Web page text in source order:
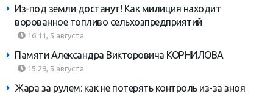
Из-под земли достанут! Как милиция находит
ворованное топливо сельхозпредприятий
16:11, 5 августа
Памяти Александра Викторовича КОРНИЛОВА
15:29, 5 августа
Жара за рулем: как не потерять контроль из-за зноя